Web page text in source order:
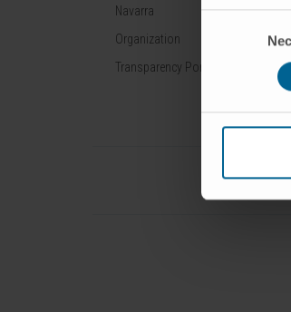
consentimiento
Navarra
Organization
Transparency Portal